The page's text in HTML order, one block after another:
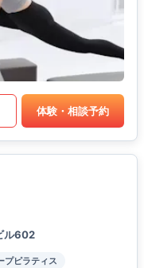
体験・相談予約
ル602
プピラティス